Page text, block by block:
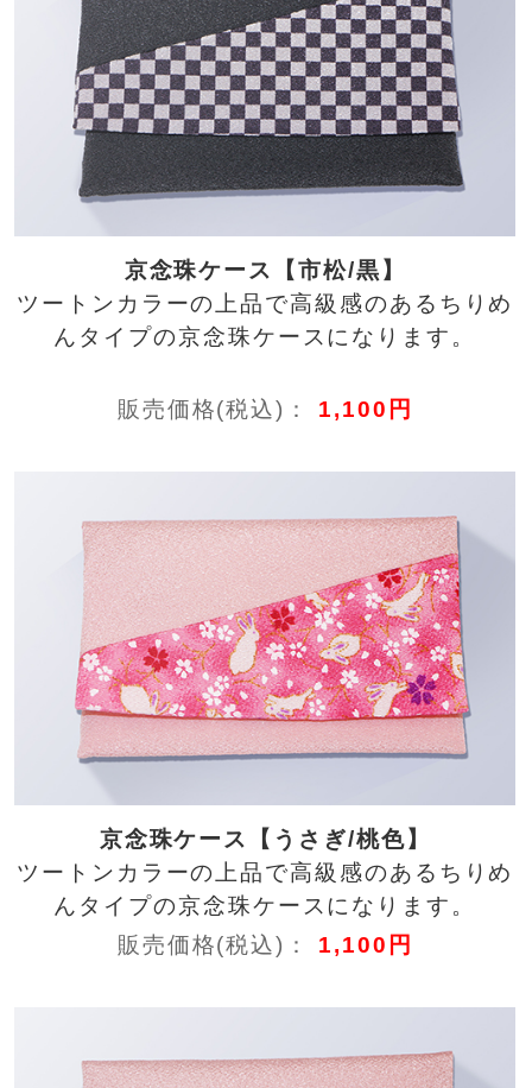
京念珠ケース【市松/黒】
ツートンカラーの上品で高級感のあるちりめ
んタイプの京念珠ケースになります。
販売価格(税込)： 1,100円
京念珠ケース【うさぎ/桃色】
ツートンカラーの上品で高級感のあるちりめ
んタイプの京念珠ケースになります。
販売価格(税込)： 1,100円